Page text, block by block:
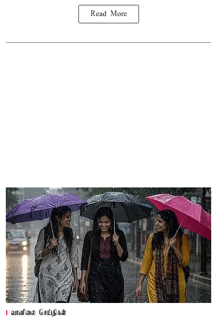
Read More
வானிலை செய்திகள்